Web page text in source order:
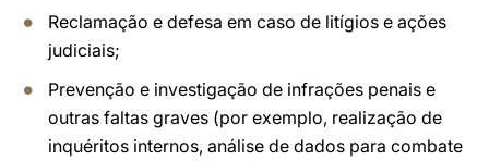
Reclamação e defesa em caso de litígios e ações
judiciais;
Prevenção e investigação de infrações penais e
outras faltas graves (por exemplo, realização de
inquéritos internos, análise de dados para combate